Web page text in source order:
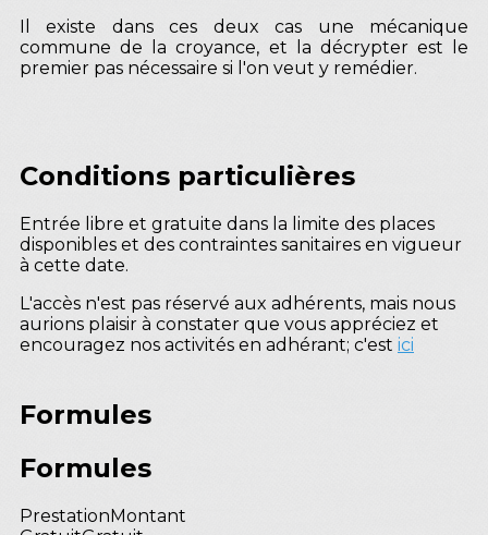
Il existe dans ces deux cas une mécanique
commune de la croyance, et la décrypter est le
premier pas nécessaire si l'on veut y remédier.
Conditions particulières
Entrée libre et gratuite dans la limite des places
disponibles et des contraintes sanitaires en vigueur
à cette date.
L'accès n'est pas réservé aux adhérents, mais nous
aurions plaisir à constater que vous appréciez et
encouragez nos activités en adhérant; c'est ici
Formules
Formules
PrestationMontant